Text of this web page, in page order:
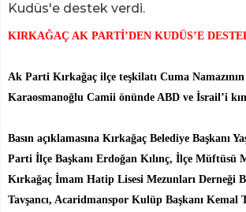
Kudüs'e destek verdi.
KIRKAĞAÇ AK PARTİ’DEN KUDÜS’E
Ak Parti Kırkağaç ilçe teşkilatı Cuma
Karaosmanoğlu Camii önünde ABD ve İsrail’i
Basın açıklamasına Kırkağaç Belediye Başkanı
Parti İlçe Başkanı Erdoğan Kılınç, İlçe Müftüsü
Kırkağaç İmam Hatip Lisesi Mezunları Derneği
Tavşancı, Acaridmanspor Kulüp Başkanı Kemal